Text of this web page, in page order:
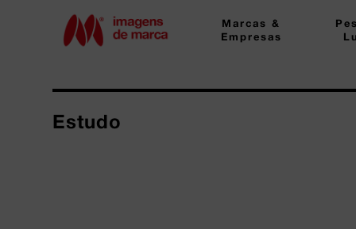
Marcas &
Empresas
Estudo